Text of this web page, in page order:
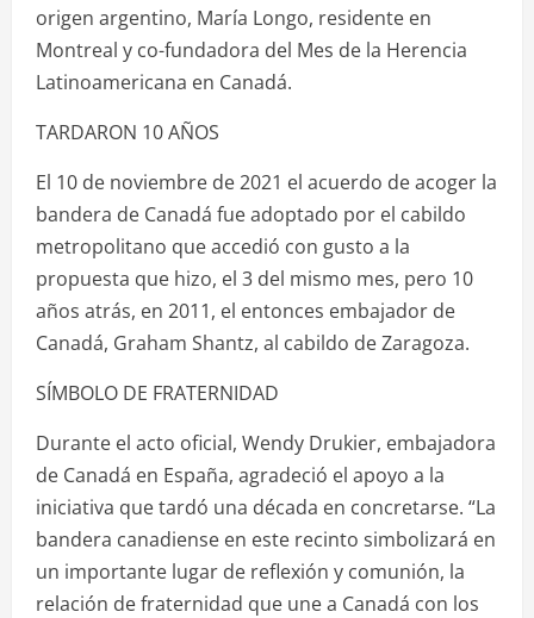
origen argentino, María Longo, residente en
Montreal y co-fundadora del Mes de la Herencia
Latinoamericana en Canadá.
TARDARON 10 AÑOS
El 10 de noviembre de 2021 el acuerdo de acoger la
bandera de Canadá fue adoptado por el cabildo
metropolitano que accedió con gusto a la
propuesta que hizo, el 3 del mismo mes, pero 10
años atrás, en 2011, el entonces embajador de
Canadá, Graham Shantz, al cabildo de Zaragoza.
SÍMBOLO DE FRATERNIDAD
Durante el acto oficial, Wendy Drukier, embajadora
de Canadá en España, agradeció el apoyo a la
iniciativa que tardó una década en concretarse. “La
bandera canadiense en este recinto simbolizará en
un importante lugar de reflexión y comunión, la
relación de fraternidad que une a Canadá con los